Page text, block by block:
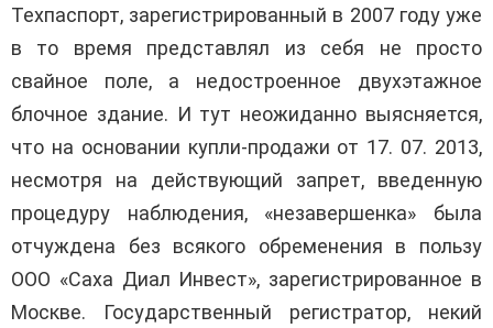
Техпаспорт, зарегистрированный в 2007 году уже
в то время представлял из себя не просто
свайное поле, а недостроенное двухэтажное
блочное здание. И тут неожиданно выясняется,
что на основании купли-продажи от 17. 07. 2013,
несмотря на действующий запрет, введенную
процедуру наблюдения, «незавершенка» была
отчуждена без всякого обременения в пользу
ООО «Саха Диал Инвест», зарегистрированное в
Москве. Государственный регистратор, некий